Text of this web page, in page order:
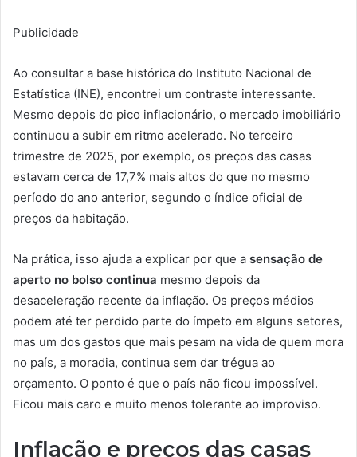
Publicidade
Ao consultar a base histórica do Instituto Nacional de
Estatística (INE), encontrei um contraste interessante.
Mesmo depois do pico inflacionário, o mercado imobiliário
continuou a subir em ritmo acelerado. No terceiro
trimestre de 2025, por exemplo, os preços das casas
estavam cerca de 17,7% mais altos do que no mesmo
período do ano anterior, segundo o índice oficial de
preços da habitação.
Na prática, isso ajuda a explicar por que a sensação de
aperto no bolso continua mesmo depois da
desaceleração recente da inflação. Os preços médios
podem até ter perdido parte do ímpeto em alguns setores,
mas um dos gastos que mais pesam na vida de quem mora
no país, a moradia, continua sem dar trégua ao
orçamento. O ponto é que o país não ficou impossível.
Ficou mais caro e muito menos tolerante ao improviso.
Inflação e preços das casas